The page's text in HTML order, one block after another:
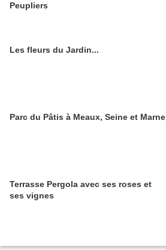
Peupliers
Les fleurs du Jardin...
Parc du Pâtis à Meaux, Seine et Marne
Terrasse Pergola avec ses roses et
ses vignes